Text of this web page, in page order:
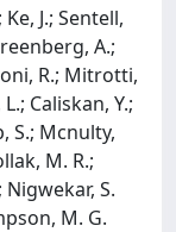
J.; Sentell,
A.;
R.; Mitrotti,
Caliskan, Y.;
S.; Mcnulty,
M. R.;
S.
M. G.